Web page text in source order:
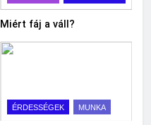
Miért fáj a váll?
ÉRDESSÉGEK MUNKA